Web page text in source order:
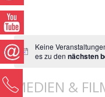
Keine
es zu den nächsten
MEDIEN &